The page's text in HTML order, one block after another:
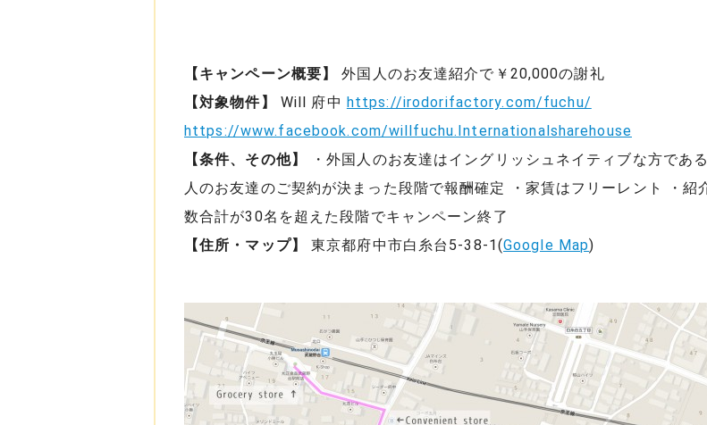
【キャンペーン概要】
外国人のお友達紹介で￥20,000の謝礼
【対象物件】
Will 府中 https://irodorifactory.com/fuchu/
https://www.facebook.com/willfuchu.Internationalsharehouse
【条件、その他】
・外国人のお友達はイングリッシュネイティブな方であ
人のお友達のご契約が決まった段階で報酬確定 ・家賃はフリーレント ・
数合計が30名を超えた段階でキャンペーン終了
【住所・マップ】
東京都府中市白糸台5-38-1(Google Map)